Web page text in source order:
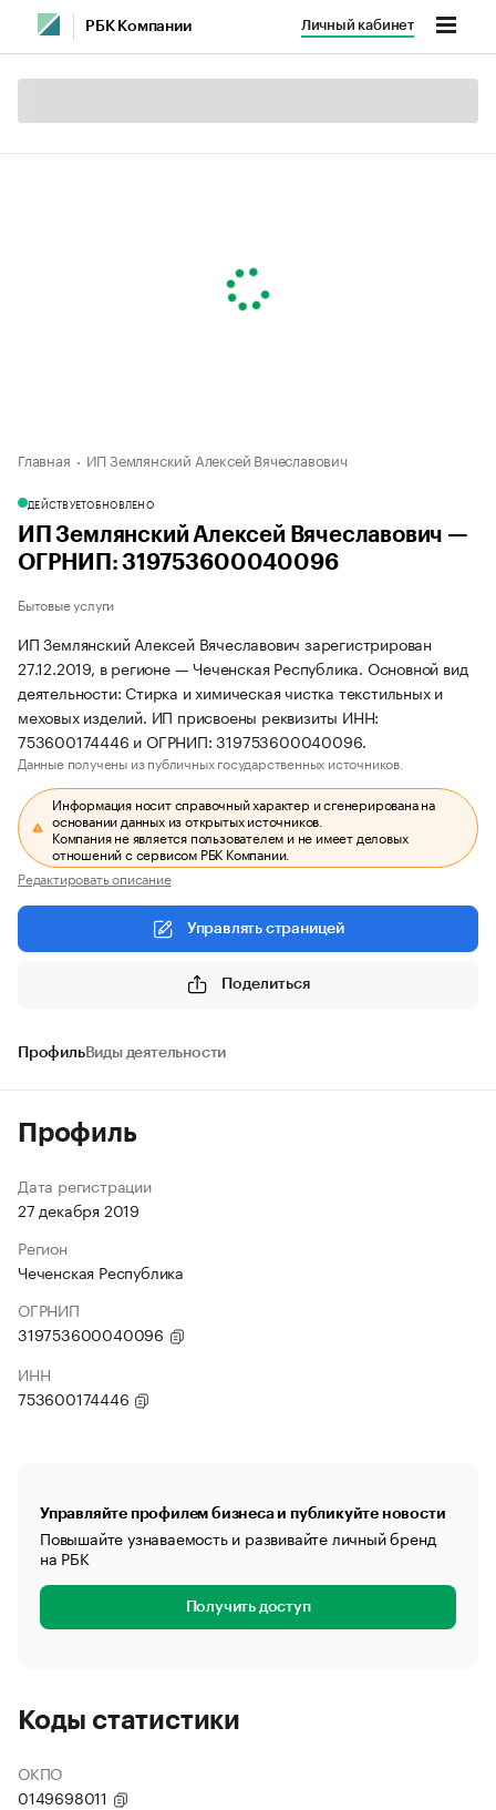
РБК Компании Личный кабинет
Главная ИП Землянский Алексей Вячеславович
ДЕЙСТВУЕТОБНОВЛЕНО
ИП Землянский Алексей Вячеславович —
ОГРНИП: 319753600040096
Бытовые услуги
ИП Землянский Алексей Вячеславович зарегистрирован
27.12.2019, в регионе — Чеченская Республика. Основной вид
деятельности: Стирка и химическая чистка текстильных и
меховых изделий. ИП присвоены реквизиты ИНН:
753600174446 и ОГРНИП: 319753600040096.
Данные получены из публичных государственных источников.
Информация носит справочный характер и сгенерирована на
основании данных из открытых источников.
Компания не является пользователем и не имеет деловых
отношений с сервисом РБК Компании.
Редактировать описание
Управлять страницей
Поделиться
ПрофильВиды деятельности
Профиль
Дата регистрации
27 декабря 2019
Регион
Чеченская Республика
ОГРНИП
319753600040096
ИНН
753600174446
Управляйте профилем бизнеса и публикуйте новости
Повышайте узнаваемость и развивайте личный бренд
на РБК
Получить доступ
Коды статистики
ОКПО
0149698011